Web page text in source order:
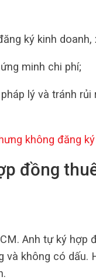
ký kinh doanh,
minh chi phí;
lý và tránh rủi
không đăng
đồng
Anh tự ký hợp
và không có dấu.